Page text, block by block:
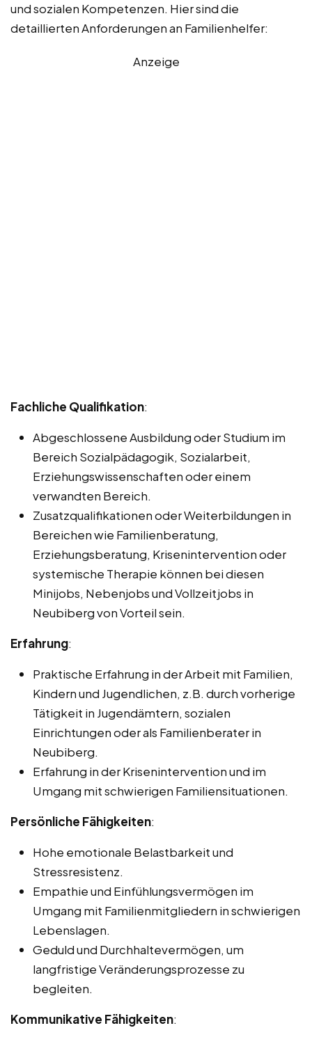
und sozialen Kompetenzen. Hier sind die
detaillierten Anforderungen an Familienhelfer:
Anzeige
Fachliche Qualifikation:
Abgeschlossene Ausbildung oder Studium im
Bereich Sozialpädagogik, Sozialarbeit,
Erziehungswissenschaften oder einem
verwandten Bereich.
Zusatzqualifikationen oder Weiterbildungen in
Bereichen wie Familienberatung,
Erziehungsberatung, Krisenintervention oder
systemische Therapie können bei diesen
Minijobs, Nebenjobs und Vollzeitjobs in
Neubiberg von Vorteil sein.
Erfahrung:
Praktische Erfahrung in der Arbeit mit Familien,
Kindern und Jugendlichen, z.B. durch vorherige
Tätigkeit in Jugendämtern, sozialen
Einrichtungen oder als Familienberater in
Neubiberg.
Erfahrung in der Krisenintervention und im
Umgang mit schwierigen Familiensituationen.
Persönliche Fähigkeiten:
Hohe emotionale Belastbarkeit und
Stressresistenz.
Empathie und Einfühlungsvermögen im
Umgang mit Familienmitgliedern in schwierigen
Lebenslagen.
Geduld und Durchhaltevermögen, um
langfristige Veränderungsprozesse zu
begleiten.
Kommunikative Fähigkeiten: